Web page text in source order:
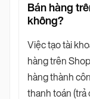
Bán hàng
không?
Việc tạo tài
hàng trên
hàng thành
thanh toán (trả